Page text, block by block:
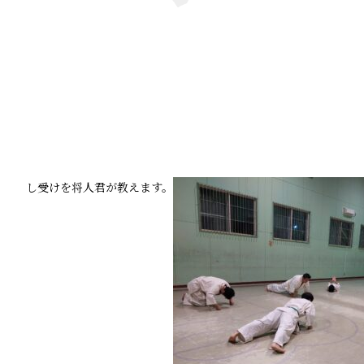
し受けを将人君が教えます。